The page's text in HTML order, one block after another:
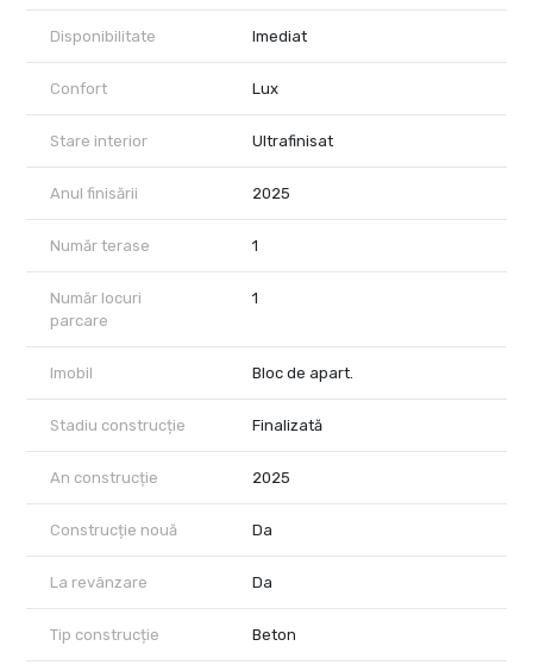
Promenada Mall,
Parcul Floreasca,
Pretul afisat nu include TVA.
precum si o boxa de depozitare de 3,5 mp.
Achizitia se realizeaza cu comision 0% pentru cumparator.
Optional, se poate achizitiona statie de incarcare pentru masini
Disponibilitate Imediat
Confort Lux
Stare interior Ultrafinisat
Anul finisării 2025
Număr terase 1
Număr locuri
parcare
1
Imobil Bloc de apart.
Stadiu construcție Finalizată
An construcție 2025
Construcție nouă Da
La revânzare Da
Tip construcție Beton